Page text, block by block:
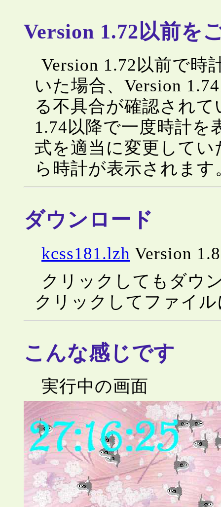
Version 1.72以前を
Version 1.72以前で時
いた場合、Version
る不具合が確認され
1.74以降で一度時計を
式を適当に変更して
ら時計が表示されます
ダウンロード
kcss181.lzh Version
クリックしてもダウ
クリックしてファイ
こんな感じです
実行中の画面